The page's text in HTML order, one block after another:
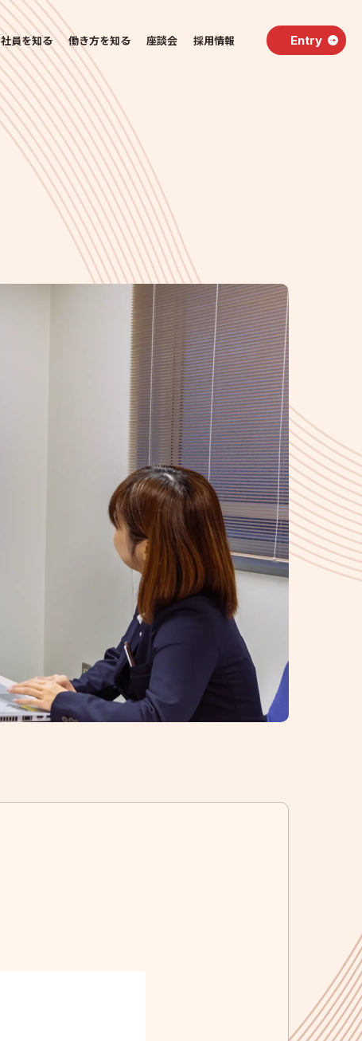
社員を知る 働き方を知る 座談会 採用情報 Entry